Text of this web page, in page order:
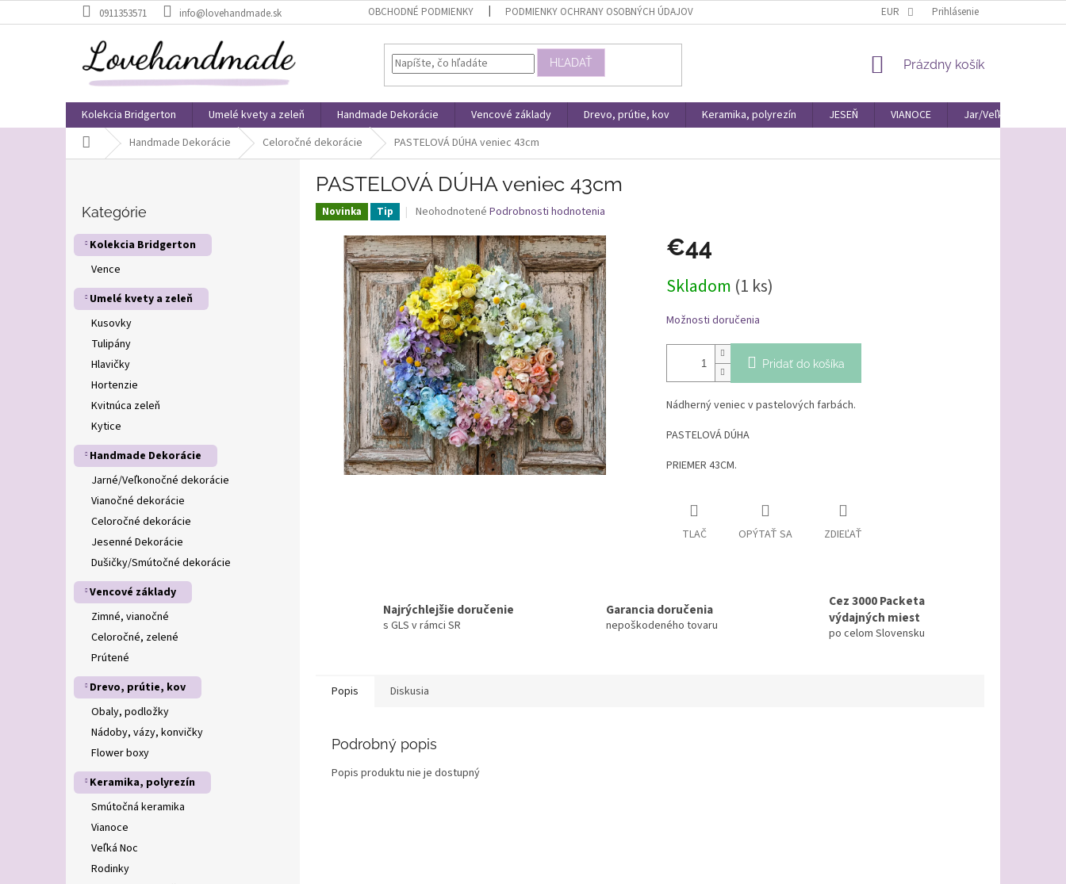
na
0911353571 info@lovehandmade.sk OBCHODNÉ PODMIENKY PODMIENKY OCHRANY OSOBNÝCH ÚDAJOV EUR Prihlásenie
HĽADAŤ
NÁKUPNÝ
Prázdny košík
Kolekcia Bridgerton Umelé kvety a zeleň Handmade Dekorácie Vencové základy Drevo, prútie, kov Keramika, polyrezín JESEŇ VIANOCE
Jar/Veľká Noc
DomovHandmade Dekorácie Celoročné dekorácie PASTELOVÁ DÚHA veniec 43cm
p
n
e
kategórie
Kategórie
Kolekcia Bridgerton
Vence
Umelé kvety a zeleň
Kusovky
Tulipány
Hlavičky
Hortenzie
Kvitnúca zeleň
Kytice
Handmade Dekorácie
Jarné/Veľkonočné dekorácie
Vianočné dekorácie
Celoročné dekorácie
Jesenné Dekorácie
Dušičky/Smútočné dekorácie
Vencové základy
Zimné, vianočné
Celoročné, zelené
Prútené
Drevo, prútie, kov
Obaly, podložky
Nádoby, vázy, konvičky
Flower boxy
Keramika, polyrezín
Smútočná keramika
Vianoce
Veľká Noc
Rodinky
PASTELOVÁ DÚHA veniec 43cm
Novinka Tip
Priemerné
produktu
je
0,0
z
5
hviezdičiek.
Neohodnotené Podrobnosti hodnotenia
€44
cena:
Skladom (1 ks)
Možnosti doručenia
Pridať do košíka
Nádherný veniec v pastelových farbách.
PASTELOVÁ DÚHA
PRIEMER 43CM.
TLAČ OPÝTAŤ SA ZDIEĽAŤ
Najrýchlejšie doručenie
s GLS v rámci SR
Garancia doručenia
nepoškodeného tovaru
Cez 3000 Packeta
výdajných miest
po celom Slovensku
Popis Diskusia
Podrobný popis
Popis produktu nie je dostupný